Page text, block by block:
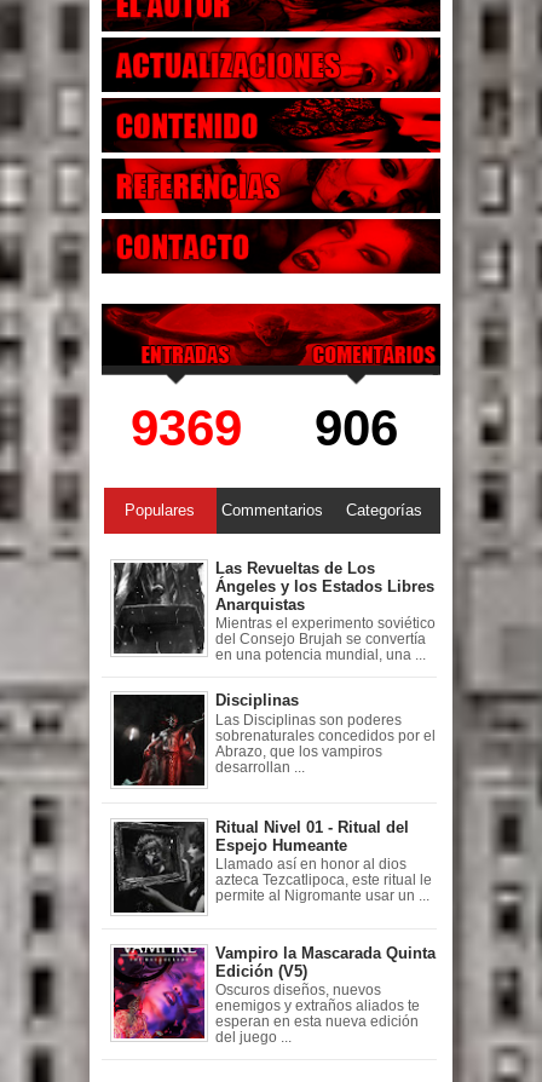
9369 906
Populares Commentarios Categorías
Las Revueltas de Los
Ángeles y los Estados Libres
Anarquistas
Mientras el experimento soviético
del Consejo Brujah se convertía
en una potencia mundial, una ...
Disciplinas
Las Disciplinas son poderes
sobrenaturales concedidos por el
Abrazo, que los vampiros
desarrollan ...
Ritual Nivel 01 - Ritual del
Espejo Humeante
Llamado así en honor al dios
azteca Tezcatlipoca, este ritual le
permite al Nigromante usar un ...
Vampiro la Mascarada Quinta
Edición (V5)
Oscuros diseños, nuevos
enemigos y extraños aliados te
esperan en esta nueva edición
del juego ...